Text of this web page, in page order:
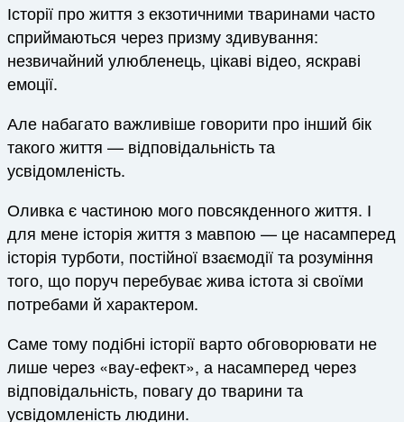
Історії про життя з екзотичними тваринами часто
сприймаються через призму здивування:
незвичайний улюбленець, цікаві відео, яскраві
емоції.
Але набагато важливіше говорити про інший бік
такого життя — відповідальність та
усвідомленість.
Оливка є частиною мого повсякденного життя. І
для мене історія життя з мавпою — це насамперед
історія турботи, постійної взаємодії та розуміння
того, що поруч перебуває жива істота зі своїми
потребами й характером.
Саме тому подібні історії варто обговорювати не
лише через «вау-ефект», а насамперед через
відповідальність, повагу до тварини та
усвідомленість людини.